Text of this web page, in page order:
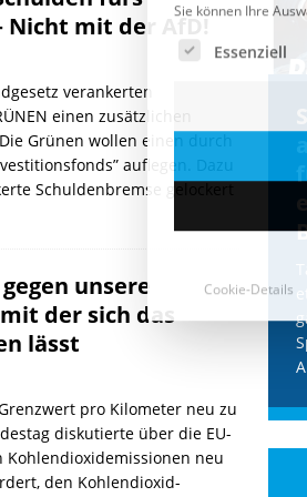
Nicht mit der AfD!
verankerten
einen zusätzlichen
Grünen wollen einen durch
auflegen. Dazu
Schuldenbremse gelockert
unsere
der sich das
lässt
pro Kilometer neu zu
diskutierte über die EU-
neu
den Kohlendioxid-
Ampel wollen nach
wieder Afghanen
Zeit für ein
wegen der von Afghanen
kippte, wurden die
der[...]